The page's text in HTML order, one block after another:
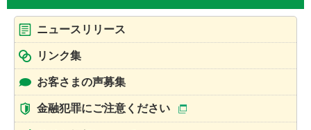
ニュースリリース
リンク集
お客さまの声募集
金融犯罪にご注意ください